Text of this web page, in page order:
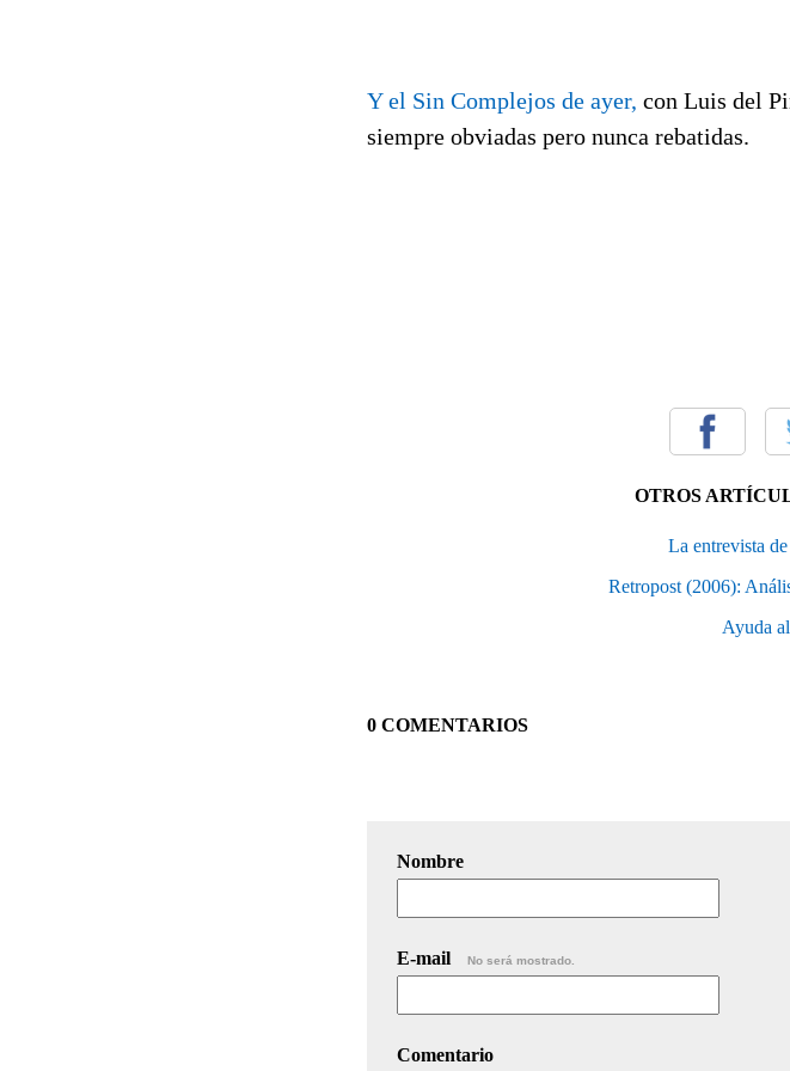
Y el Sin Complejos de ayer, con Luis del
siempre obviadas pero nunca rebatidas.
OTROS
La entrevista
Retropost (2006):
Ayuda
0 COMENTARIOS
Nombre
E-mail No será mostrado.
Comentario